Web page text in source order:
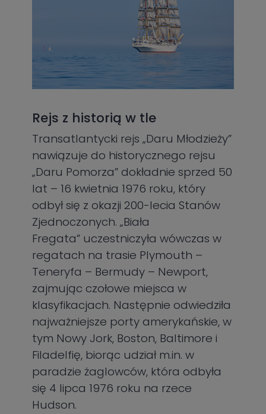
Rejs z historią w tle
Transatlantycki rejs „Daru Młodzieży”
nawiązuje do historycznego rejsu
„Daru Pomorza” dokładnie sprzed 50
lat – 16 kwietnia 1976 roku, który
odbył się z okazji 200-lecia Stanów
Zjednoczonych. „Biała
Fregata” uczestniczyła wówczas w
regatach na trasie Plymouth –
Teneryfa – Bermudy – Newport,
zajmując czołowe miejsca w
klasyfikacjach. Następnie odwiedziła
najważniejsze porty amerykańskie, w
tym Nowy Jork, Boston, Baltimore i
Filadelfię, biorąc udział m.in. w
paradzie żaglowców, która odbyła
się 4 lipca 1976 roku na rzece
Hudson.